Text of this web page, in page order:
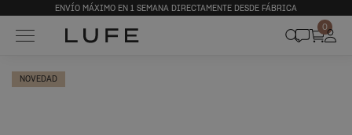
ENVÍO MÁXIMO EN 1 SEMANA DIRECTAMENTE DESDE FÁBRICA
0
NOVEDAD